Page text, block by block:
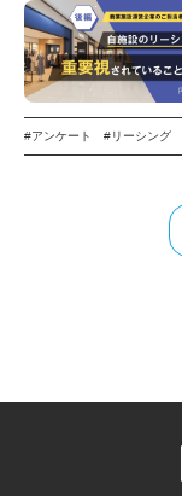
#アンケート #リーシング